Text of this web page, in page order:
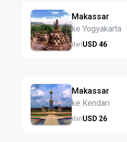
Makassar
ke Yogyakarta
dariUSD 46
Makassar
ke Kendari
dariUSD 26